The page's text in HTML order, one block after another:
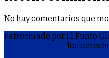
No hay comentarios que
Patrocinado por El Punto
los